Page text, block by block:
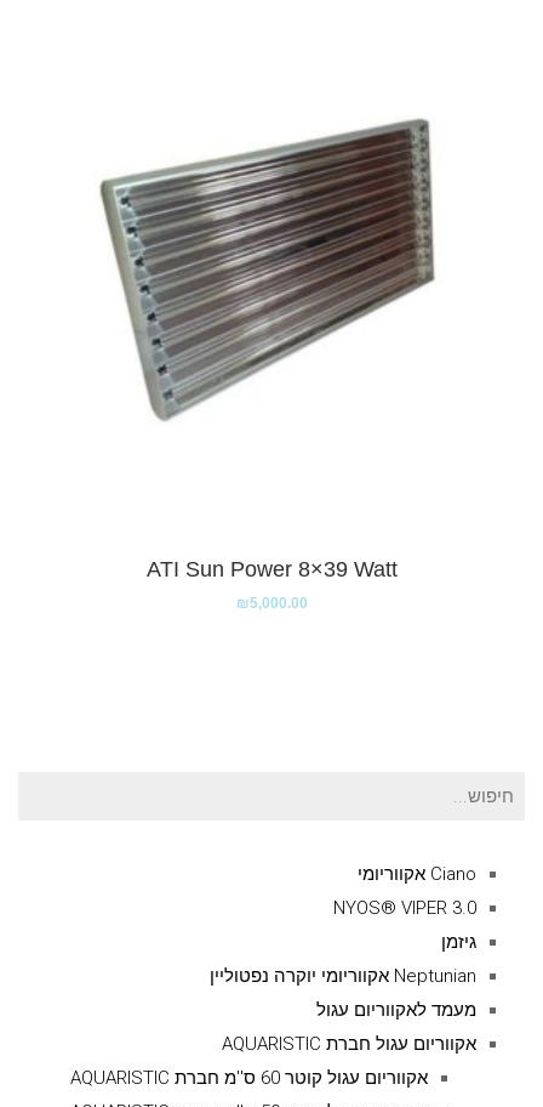
ATI Sun Power 8×39 Watt
₪5,000.00
חיפוש
Ciano אקווריומי
NYOS® VIPER 3.0
גיזמן
Neptunian אקווריומי יוקרה נפטוליין
מעמד לאקווריום עגול
אקווריום עגול חברת AQUARISTIC
אקווריום עגול קוטר 60 ס''מ חברת AQUARISTIC